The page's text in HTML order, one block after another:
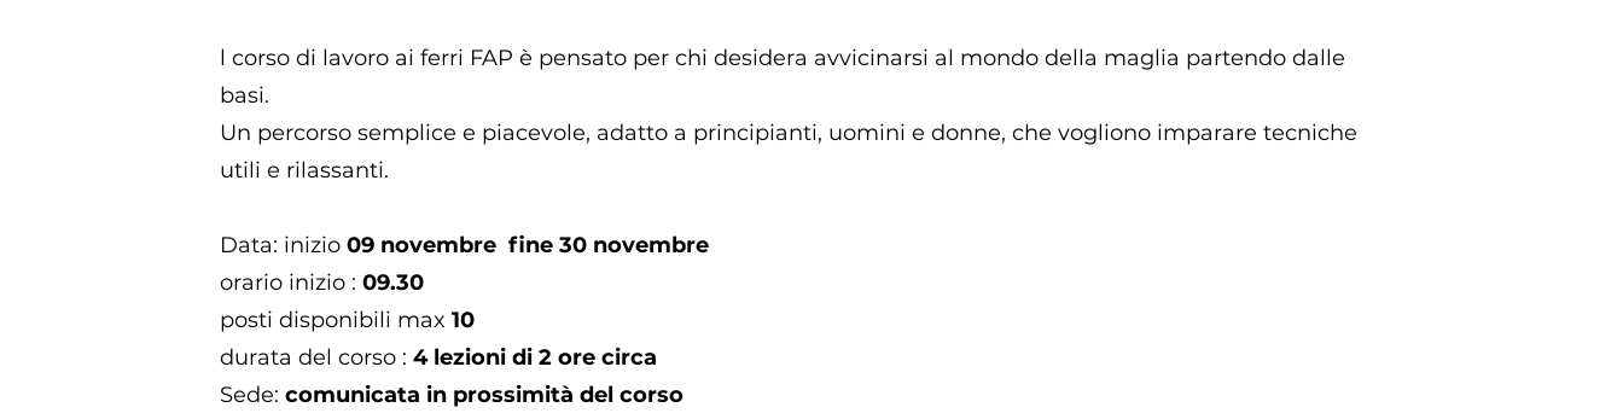
l corso di lavoro ai ferri FAP è pensato per chi desidera avvicinarsi al mondo della maglia partendo dalle
basi.
Un percorso semplice e piacevole, adatto a principianti, uomini e donne, che vogliono imparare tecniche
utili e rilassanti.
Data: inizio 09 novembre fine 30 novembre
orario inizio : 09.30
posti disponibili max 10
durata del corso : 4 lezioni di 2 ore circa
Sede: comunicata in prossimità del corso